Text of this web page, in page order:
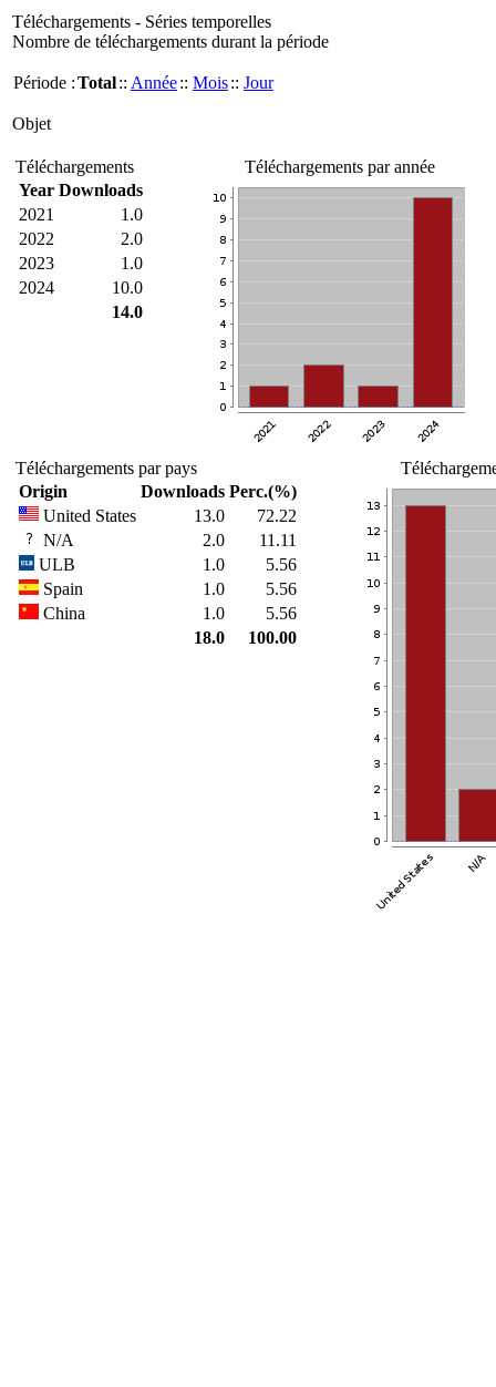
Téléchargements - Séries temporelles
Nombre de téléchargements durant la période
Période :Total:: Année:: Mois:: Jour
Objet
Téléchargements
Year Downloads
2021
1.0
2022
2.0
2023
1.0
2024
10.0
14.0
Téléchargements par année
Téléchargements par pays
Origin
Downloads Perc.(%)
United States
13.0
72.22
N/A
2.0
11.11
ULB
1.0
5.56
Spain
1.0
5.56
China
1.0
5.56
18.0
100.00